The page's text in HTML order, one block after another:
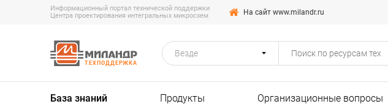
Информационный портал технической поддержки
Центра проектирования интегральных микросхем
На сайт www.milandr.ru
ТЕХПОДДЕРЖКА
Везде
База знаний Продукты Организационные вопросы